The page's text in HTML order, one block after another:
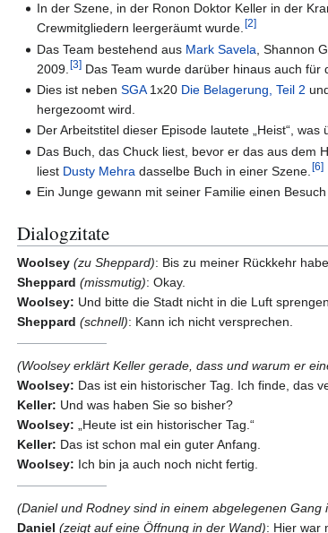
In der Szene, in der Ronon Doktor Keller in der
Crewmitgliedern leergeräumt wurde. [2]
Das Team bestehend aus Mark Savela , Shannon
2009. [3] Das Team wurde darüber hinaus auch für
Dies ist nebenSGA 1x20 Die Belagerung, Teil 2
hergezoomt wird.
Der Arbeitstitel dieser Episode lautete „Heist“, was
Das Buch, das Chuck liest, bevor er das aus dem
liest Dusty Mehra dasselbe Buch in einer Szene. [6]
Ein Junge gewann mit seiner Familie einen
Dialogzitate
Woolsey (zu Sheppard): Bis zu meiner Rückkehr
Sheppard (missmutig): Okay.
Woolsey: Und bitte die Stadt nicht in die Luft sprengen.
Sheppard (schnell): Kann ich nicht versprechen.
(Woolsey erklärt Keller gerade, dass und warum er
Woolsey: Das ist ein historischer Tag. Ich finde, das
Keller: Und was haben Sie so bisher?
Woolsey: „Heute ist ein historischer Tag.“
Keller: Das ist schon mal ein guter Anfang.
Woolsey: Ich bin ja auch noch nicht fertig.
(Daniel und Rodney sind in einem abgelegenen Gang
Daniel (zeigt auf eine Öffnung in der Wand): Hier war